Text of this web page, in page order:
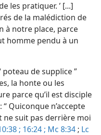
les pratiquer. ’ [...]
de la malédiction de
à notre place, parce
homme pendu à un
poteau de supplice ”
la honte ou les
parce qu’il est disciple
“ Quiconque n’accepte
ne suit pas derrière moi
; 16:24 ; Mc 8:34 ; Lc